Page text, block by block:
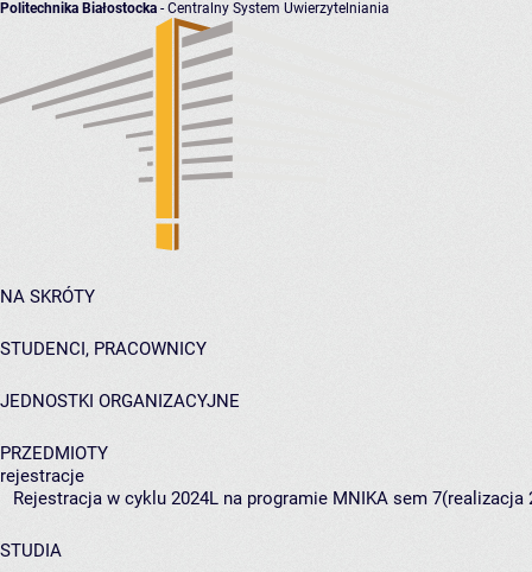
Politechnika Białostocka - Centralny System Uwierzytelniania
NA SKRÓTY
STUDENCI, PRACOWNICY
JEDNOSTKI ORGANIZACYJNE
PRZEDMIOTY
rejestracje
Rejestracja w cyklu 2024L na programie MNIKA sem 7(realizacja
STUDIA